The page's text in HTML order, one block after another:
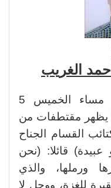
الغريب
) الفلسطينية مساء الخميس 5
يظهر مقتطفات من
القسام الجناح
قائلا: (نحن
ورملها، والذي
للغزة، ووحل لا